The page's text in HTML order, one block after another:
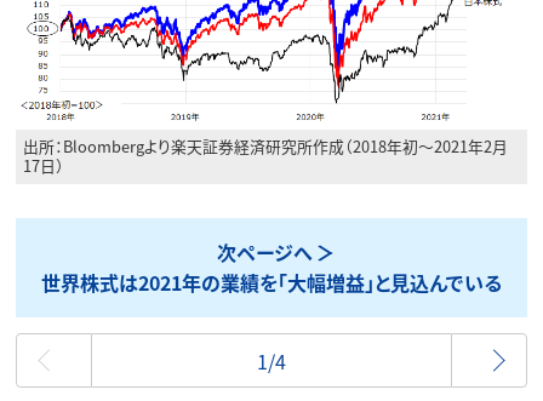
出所：Bloombergより楽天証券経済研究所作成（2018年初～2021年2月
17日）
次ページへ
世界株式は2021年の業績を「大幅増益」と見込んでいる
最初
1/4